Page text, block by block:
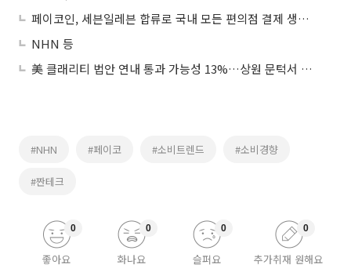
페이코인, 세븐일레븐 합류로 국내 모든 편의점 결제 생태계 완성
NHN 등
美 클래리티 법안 연내 통과 가능성 13%…상원 문턱서 제동
#NHN #페이코 #소비트렌드 #소비경향
#짠테크
좋아요
0
화나요
0
슬퍼요
0
추가취재 원해요
0